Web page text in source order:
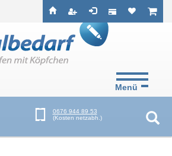
ist leerist
Menü
0676 944 89 53
(Kosten netzabh.)